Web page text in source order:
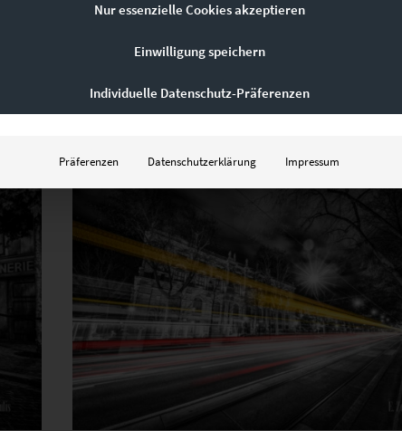
EZ00947 Mercedes AMG GT R Pro at Europa
24,90
zzgl.Versand
Dieses Produkt weist mehrere Varianten auf. Die Optionen können auf der Produktseite gewählt werden
Nur essenzielle Cookies akzeptieren
Einwilligung speichern
Individuelle Datenschutz-Präferenzen
Präferenzen Datenschutzerklärung Impressum